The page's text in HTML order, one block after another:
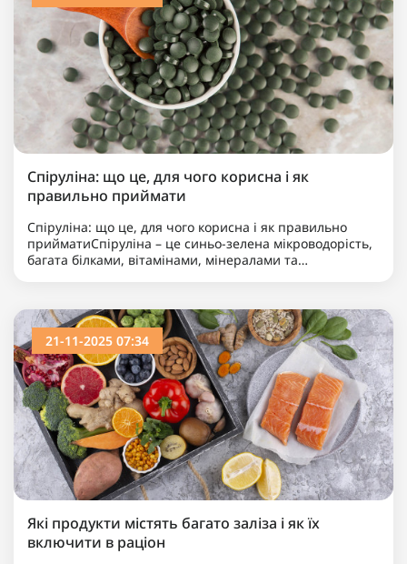
Спіруліна: що це, для чого корисна і як
правильно приймати
Спіруліна: що це, для чого корисна і як правильно
прийматиСпіруліна – це синьо-зелена мікроводорість,
багата білками, вітамінами, мінералами та
21-11-2025 07:34
Які продукти містять багато заліза і як їх
включити в раціон